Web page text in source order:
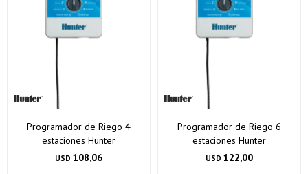
Programador de Riego 4
estaciones Hunter
USD 108,06
Programador de Riego 6
estaciones Hunter
USD 122,00